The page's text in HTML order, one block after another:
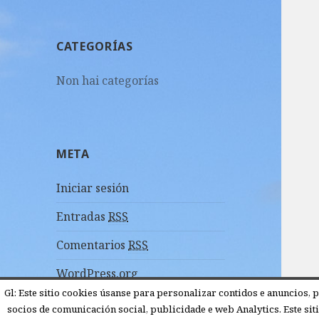
CATEGORÍAS
Non hai categorías
META
Iniciar sesión
EntradasRSS
ComentariosRSS
WordPress.org
Gl: Este sitio cookies úsanse para personalizar contidos e
socios de comunicación social, publicidade e web Analytics. Este